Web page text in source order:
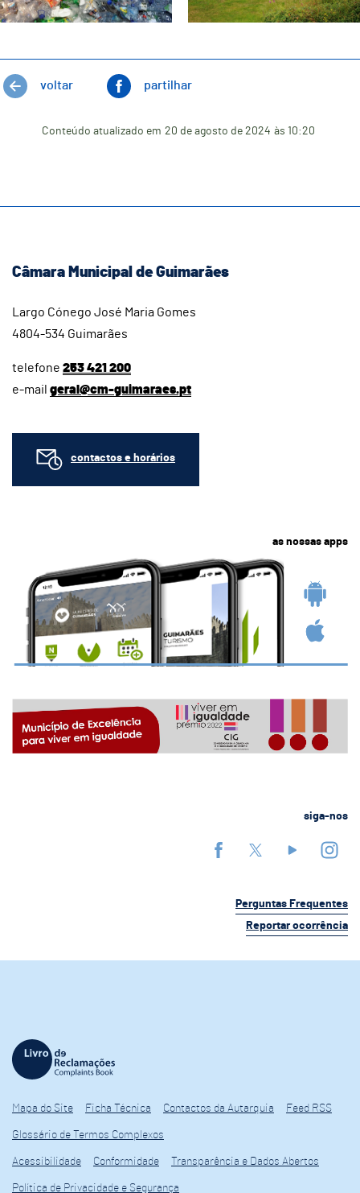
voltar partilhar
Conteúdo atualizado em 20 de agosto de 2024 às 10:20
Câmara Municipal de Guimarães
Largo Cónego José Maria Gomes
4804-534 Guimarães
telefone 253 421 200
e-mail geral@cm-guimaraes.pt
contactos e horários
as nossas apps
siga-nos
Perguntas Frequentes
Reportar ocorrência
Mapa do Site Ficha Técnica Contactos da Autarquia Feed RSS
Glossário de Termos Complexos
Acessibilidade Conformidade Transparência e Dados Abertos
Política de Privacidade e Segurança